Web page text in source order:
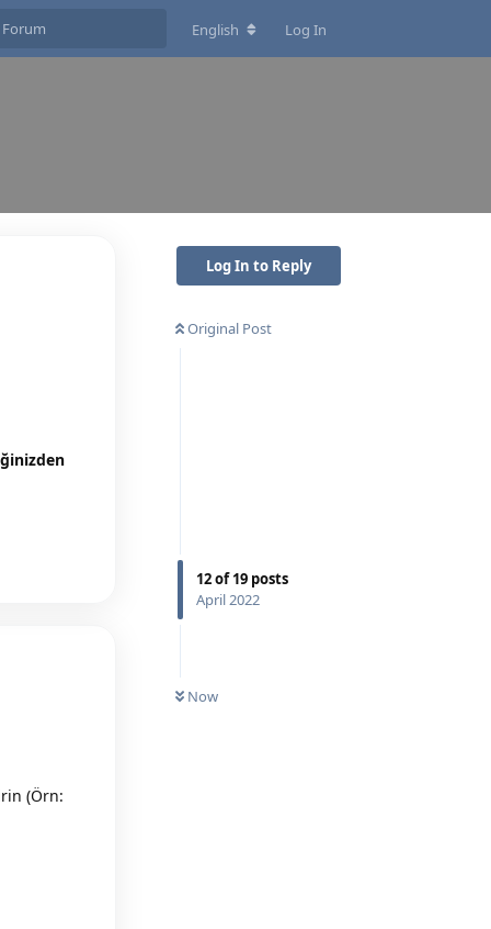
English Log In
Log In to Reply
Original Post
12of19 posts
April 2022
Now
(Örn: